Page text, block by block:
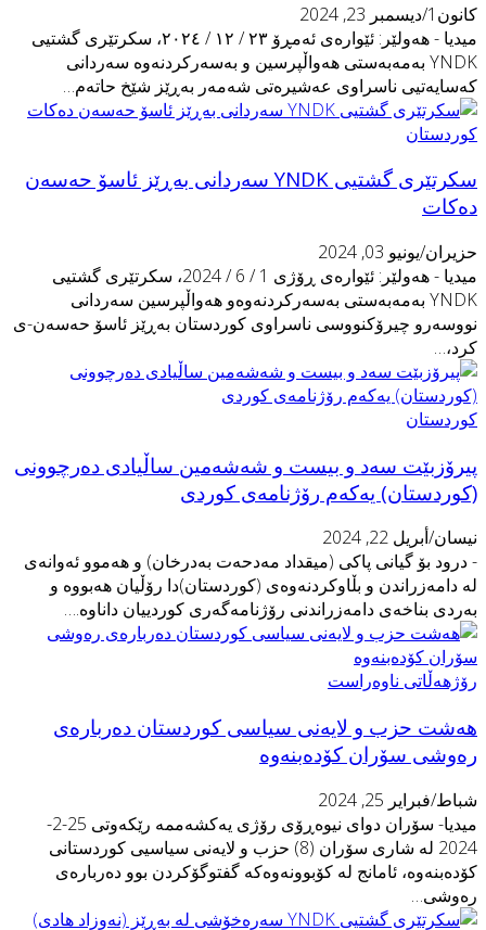
ديسمبر 23, 2024
میدیا - هەولێر: ئێوارەى ئەمڕۆ ٢٣ / ١٢ / ٢٠٢٤، سكرتێری گشتیی
YNDK بەمەبەستى هەواڵپرسین و بەسەرکردنەوە سەردانی
ناسراوى عەشیرەتى شەمەر بەڕێز شێخ حاتەم…
سكرتێری گشتیی YNDK سەردانى بەڕێز ئاسۆ حەسەن
يونيو 03, 2024
میدیا - هەولێر: ئێوارەى ڕۆژى 1 / 6 / 2024، سكرتێری گشتیی
YNDK بەمەبەستى بەسەرکردنەوەو هەواڵپرسین سەردانی
چیرۆکنووسى ناسراوى كوردستان بەڕێز ئاسۆ حەسەن-ى
سه‌د و بیست و شەشه‌مين ساڵيادى ده‌رچوونى
يه‌كه‌م رۆژنامه‌ى كوردى
أبريل 22, 2024
درود بۆ گيانى پاكى (ميقداد مه‌دحه‌ت به‌درخان) و هه‌موو ئه‌وانه‌ى
دامه‌زراندن و بڵاوكردنه‌وه‌ى (كوردستان)دا رۆڵيان هه‌بووه و
بناخەى دامەزراندنى رۆژنامەگەرى کوردییان داناوە‌.…
ناوەراست
حزب و لایه‌نی سیاسی كوردستان ده‌رباره‌ی
سۆران کۆدەبنەوە
فبراير 25, 2024
میدیا- سۆران دوای نیوه‌ڕۆی رۆژی یه‌كشه‌ممه‌ رێكه‌وتی 25-2-
2024 له‌ شاری سۆران (8) حزب و لایه‌نی سیاسیی كوردستانی
ئامانج لە کۆبوونەوەکە گفتوگۆکردن بوو ده‌رباره‌ی